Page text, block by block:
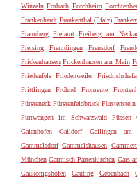
Winzeln Forbach Forchheim
Frankenhardt Frankenthal (Pfalz)
Fraunberg Freiamt Freiberg am
Freising
Fremdingen Frensdorf
Frickenhausen Frickenhausen am Main
Friedenfels Friedenweiler
Frittlingen
Fröhnd Fronreute
Fürsteneck Fürstenfeldbruck Fürstenstein
Furtwangen im Schwarzwald
Füssen
Gaienhofen
Gaildorf Gailingen am
Gammelsdorf Gammelshausen
München Garmisch-Partenkirchen Gars
Gaukönigshofen
Gauting Gebenbach